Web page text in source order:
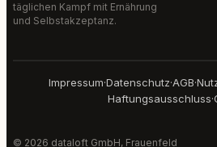
täglichen Kampf mit Ernährung
und Selbstakzeptanz.
Impressum·Datenschutz·AGB·
Haftungsausschluss·
© 2026 dataloft GmbH, Frauenfeld